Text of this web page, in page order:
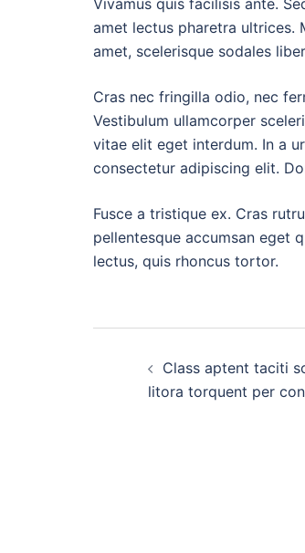
amet lectus pharetra ultrices.
amet, scelerisque sodales
Cras nec fringilla odio, nec
Vestibulum ullamcorper
vitae elit eget interdum. In a
consectetur adipiscing elit.
Fusce a tristique ex. Cras
pellentesque accumsan eget
lectus, quis rhoncus tortor.
navigation
Class aptent taciti
litora torquent per